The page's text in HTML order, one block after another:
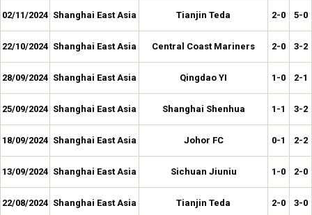
02/11/2024 Shanghai East Asia Tianjin Teda 2-0 5-0
22/10/2024 Shanghai East Asia Central Coast Mariners 2-0 3-2
28/09/2024 Shanghai East Asia Qingdao YI 1-0 2-1
25/09/2024 Shanghai East Asia Shanghai Shenhua 1-1 3-2
18/09/2024 Shanghai East Asia Johor FC 0-1 2-2
13/09/2024 Shanghai East Asia Sichuan Jiuniu 1-0 2-0
22/08/2024 Shanghai East Asia Tianjin Teda 2-0 3-0